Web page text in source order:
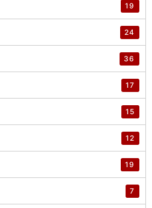
19
24
36
17
15
12
19
7